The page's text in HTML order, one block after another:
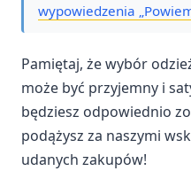
wypowiedzenia
Pamiętaj, że wybór
może być przyjemny i
będziesz odpowiednio
podążysz za naszymi
udanych zakupów!